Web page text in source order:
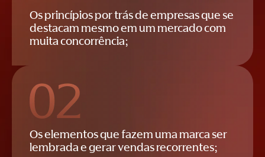
Os princípios por trás de empresas que se
destacam mesmo em um mercado com
muita concorrência;
Os elementos que fazem uma marca ser
lembrada e gerar vendas recorrentes;